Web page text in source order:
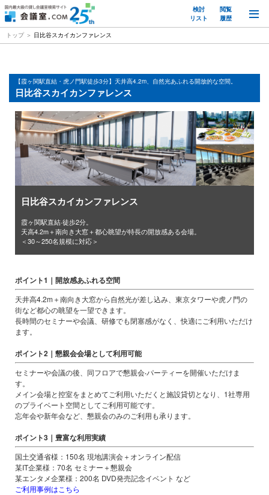
検討
リスト
閲覧
履歴
トップ 日比谷スカイカンファレンス
【霞ヶ関駅直結・虎ノ門駅徒歩3分】天井高4.2m、自然光あふれる開放的な空間。
日比谷スカイカンファレンス
霞ヶ関駅直結‧徒歩2分。
天⾼4.2m＋南向き⼤窓＋都⼼眺望が特⻑の開放感ある会場。
ポイント1｜開放感あふれる空間
天井⾼4.2m＋南向き⼤窓から⾃然光が差し込み、東京タワーや虎ノ⾨の
街など都⼼の眺望を⼀望できます。
⻑時間のセミナーや会議、研修でも閉塞感がなく、快適にご利⽤いただけ
ます。
ポイント2｜懇親会会場として利⽤可能
セミナーや会議の後、同フロアで懇親会‧パーティーを開催いただけま
す。
メイン会場と控室をまとめてご利用いただくと施設貸切となり、1社専用
のプライベート空間としてご利用可能です。
忘年会や新年会など、懇親会のみのご利用も承ります。
ポイント3｜豊富な利⽤実績
国⼟交通省様：150名 現地講演会＋オンライン配信
某IT企業様：70名 セミナー＋懇親会
某エンタメ企業様：200名 DVD発売記念イベント など
ご利用事例はこちら